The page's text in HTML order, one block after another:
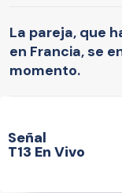
La pareja, que
en Francia, se
momento.
Señal
T13 En Vivo